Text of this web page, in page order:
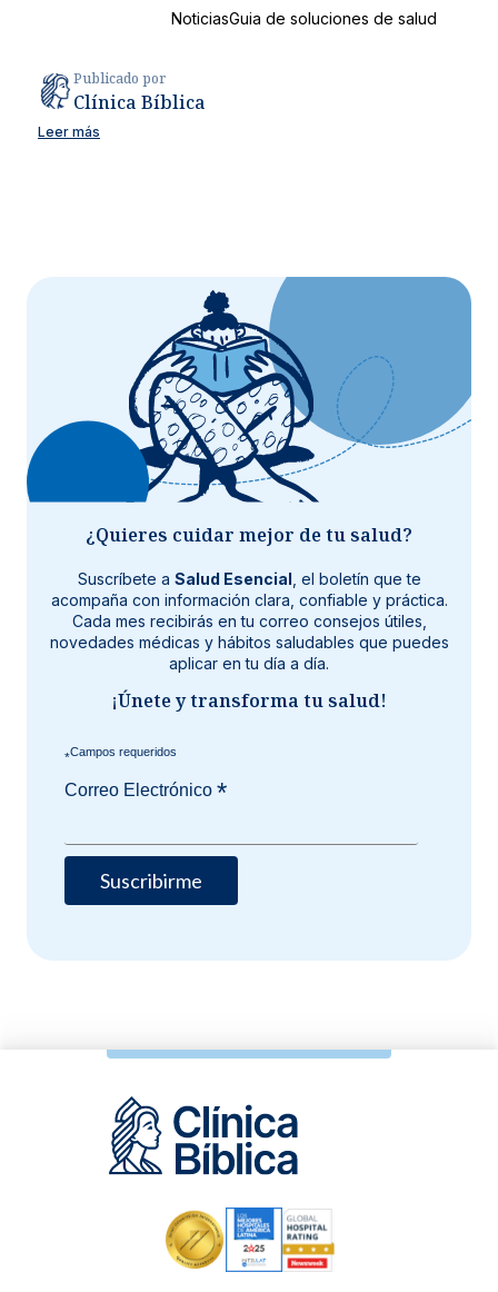
NoticiasGuia de soluciones de salud
Publicado por
Clínica Bíblica
Leer más
¿Quieres cuidar mejor de tu salud?
Suscríbete a Salud Esencial , el boletín que te
acompaña con información clara, confiable y práctica.
Cada mes recibirás en tu correo consejos útiles,
novedades médicas y hábitos saludables que puedes
aplicar en tu día a día.
¡Únete y transforma tu salud!
*
Correo Electrónico*